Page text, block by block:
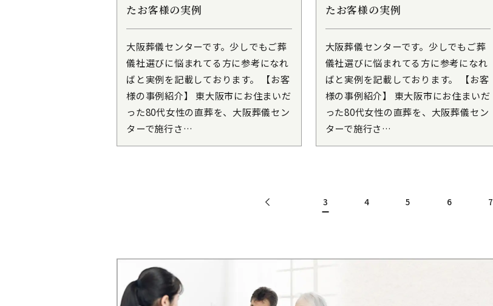
たお客様の実例
大阪葬儀センターです。少しでもご葬
儀社選びに悩まれてる方に参考になれ
ばと実例を記載しております。 【お客
様の事例紹介】 東大阪市にお住まいだ
った80代女性の直葬を、大阪葬儀セン
ターで施行さ…
たお客様の実例
大阪葬儀センターです。少しでもご葬
儀社選びに悩まれてる方に参考になれ
ばと実例を記載しております。 【お客
様の事例紹介】 東大阪市にお住まいだ
った80代女性の直葬を、大阪葬儀セン
ターで施行さ…
3 4 5 6 7